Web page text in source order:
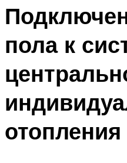
пола к
отопления